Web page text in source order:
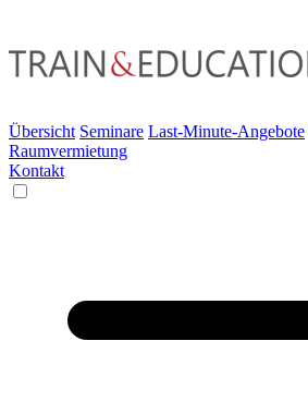
Übersicht Seminare Last-Minute-Angebote
Raumvermietung
Kontakt